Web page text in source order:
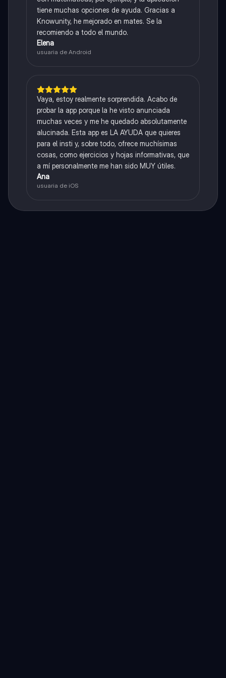
tiene muchas opciones de ayuda. Gracias a
Knowunity, he mejorado en mates. Se la
recomiendo a todo el mundo.
Elena
usuaria de Android
Vaya, estoy realmente sorprendida. Acabo de
probar la app porque la he visto anunciada
muchas veces y me he quedado absolutamente
alucinada. Esta app es LA AYUDA que quieres
para el insti y, sobre todo, ofrece muchísimas
cosas, como ejercicios y hojas informativas, que
a mí personalmente me han sido MUY útiles.
Ana
usuaria de iOS